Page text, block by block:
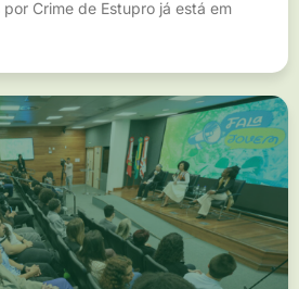
Crime de Estupro já está em